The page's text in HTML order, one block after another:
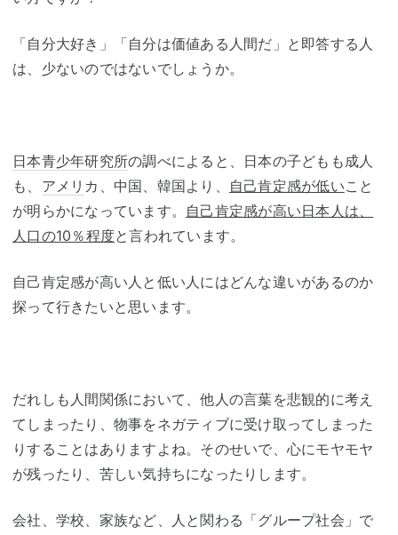
「自分大好き」「自分は価値ある人間だ」と即答する人
は、少ないのではないでしょうか。
日本青少年研究所の調べによると、日本の子どもも成人
も、 アメリ カ、中国、韓国より、 自己肯定感が低いこと
が明らかになっています。 自己肯定感が高い日本人は、
人口の10％程度と言われています。
自己肯定感が高い人と低い人にはどんな違いがあるのか
探って行きたいと思います。
だれしも人間関係において、他人の言葉を悲観的に考え
てしまったり、物事をネガティブに受け取ってしまった
りすることはありますよね。そのせいで、心にモヤモヤ
が残ったり、苦しい気持ちになったりします。
会社、学校、家族など、人と関わる「グループ社会」で